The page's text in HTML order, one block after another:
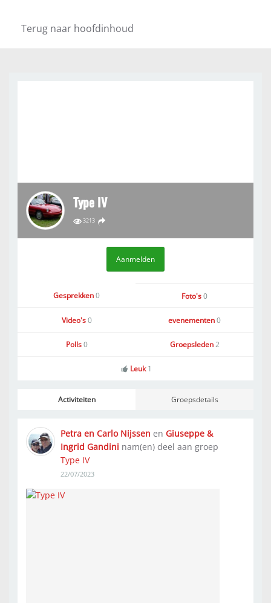
Terug naar hoofdinhoud
Type IV
3213
Aanmelden
Gesprekken0 Foto's0
Video's0 evenementen0
Polls0 Groepsleden2
Leuk 1
Activiteiten Groepsdetails
Petra en Carlo Nijssen en Giuseppe &
Ingrid Gandini nam(en) deel aan groep
Type IV
22/07/2023